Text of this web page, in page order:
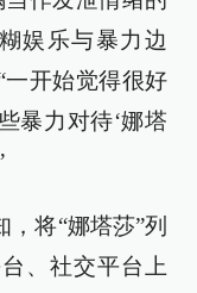
娱乐与暴力边
开始觉得很好
暴力对待‘娜塔
将“娜塔莎”列
、社交平台上